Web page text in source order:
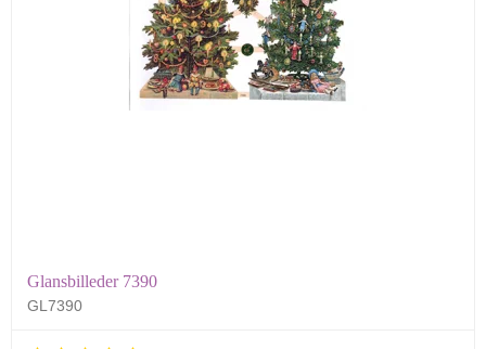
Glansbilleder 7390
GL7390